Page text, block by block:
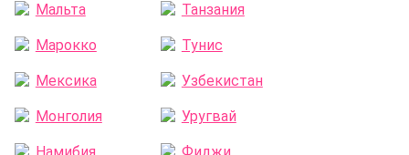
Мальта
Марокко
Мексика
Монголия
Танзания
Тунис
Узбекистан
Уругвай